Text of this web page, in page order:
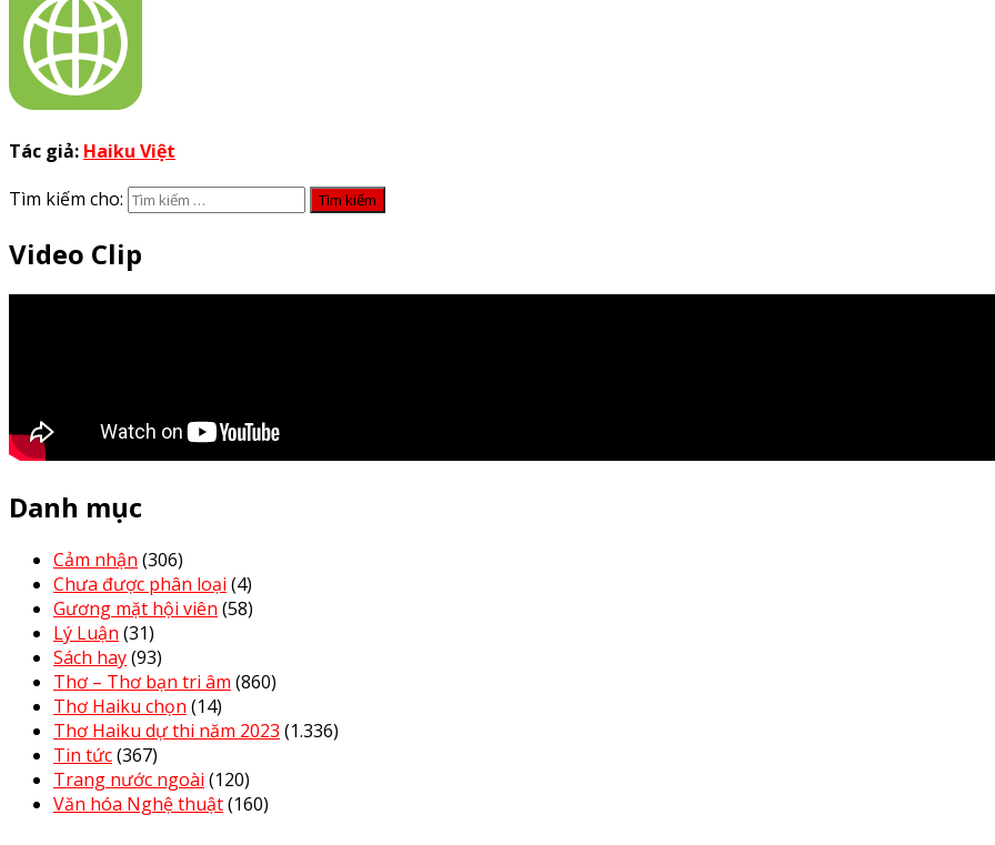
Tác giả: Haiku Việt
Tìm kiếm cho:
Video Clip
Danh mục
Cảm nhận (306)
Chưa được phân loại (4)
Gương mặt hội viên (58)
Lý Luận (31)
Sách hay(93)
Thơ – Thơ bạn tri âm (860)
Thơ Haiku chọn (14)
Thơ Haiku dự thi năm 2023 (1.336)
Tin tức(367)
Trang nước ngoài (120)
Văn hóa Nghệ thuật(160)